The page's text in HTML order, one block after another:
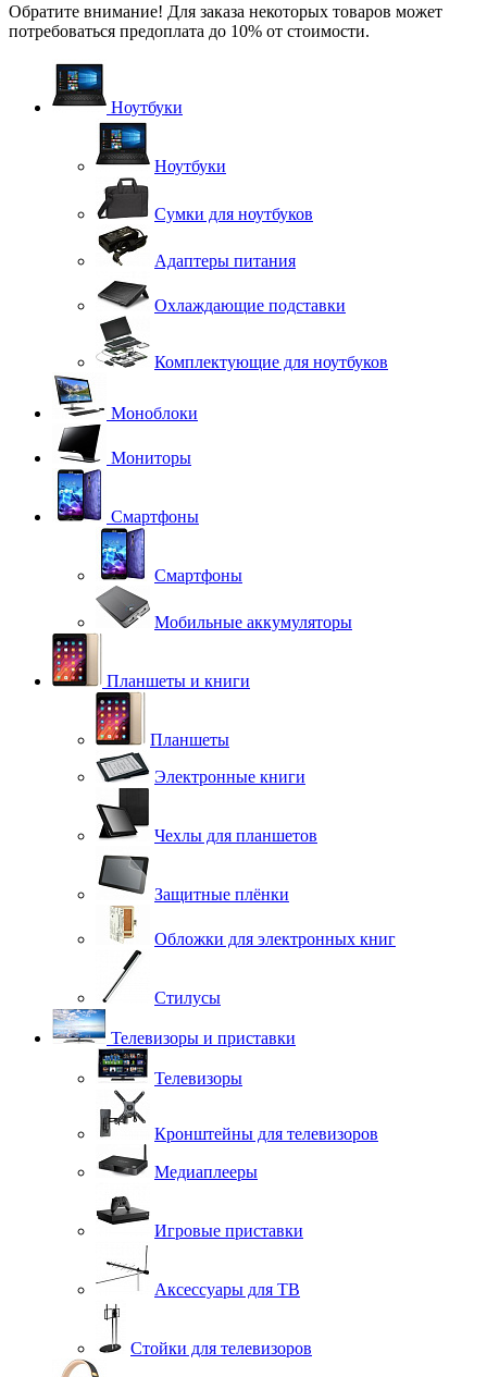
Обратите внимание! Для заказа некоторых товаров может
потребоваться предоплата до 10% от стоимости.
Ноутбуки
Ноутбуки
Сумки для ноутбуков
Адаптеры питания
Охлаждающие подставки
Комплектующие для ноутбуков
Моноблоки
Мониторы
Смартфоны
Смартфоны
Мобильные аккумуляторы
Планшеты и книги
Планшеты
Электронные книги
Чехлы для планшетов
Защитные плёнки
Обложки для электронных книг
Стилусы
Телевизоры и приставки
Телевизоры
Кронштейны для телевизоров
Медиаплееры
Игровые приставки
Аксессуары для ТВ
Стойки для телевизоров